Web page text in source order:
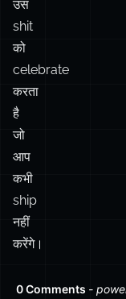
करता
है
जो
आप
कभी
ship
नहीं
करेंगे।